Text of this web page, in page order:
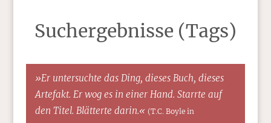
Suchergebnisse (Tags)
»Er untersuchte das Ding, dieses Buch, dieses
Artefakt. Er wog es in einer Hand. Starrte auf
den Titel. Blätterte darin.« (T.C. Boyle in